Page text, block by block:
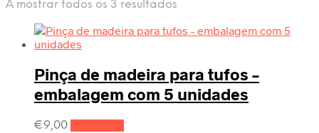
A mostrar todos os 3 resultados
popularidade
Pinça de madeira para tufos –
embalagem com 5 unidades
€9,00